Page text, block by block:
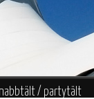
/ partytält